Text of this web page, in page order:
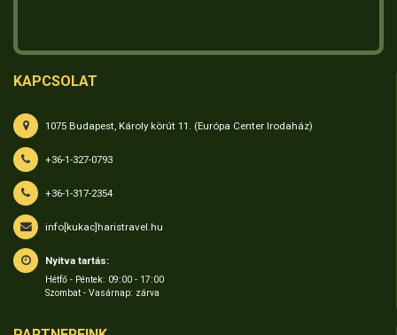
KAPCSOLAT
1075 Budapest, Károly körút 11. (Európa Center Irodaház)
+36-1-327-0793
+36-1-317-2354
info[kukac]haristravel.hu
Nyitva tartás:
Hétfő - Péntek: 09:00 - 17:00
Szombat - Vasárnap: zárva